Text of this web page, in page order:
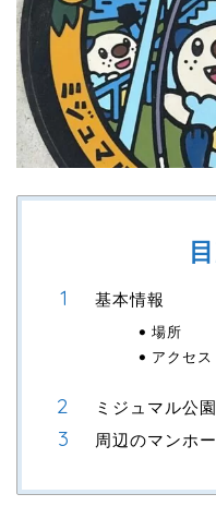
基本情報
場所
アクセス
ミジュマル公
周辺のマンホ